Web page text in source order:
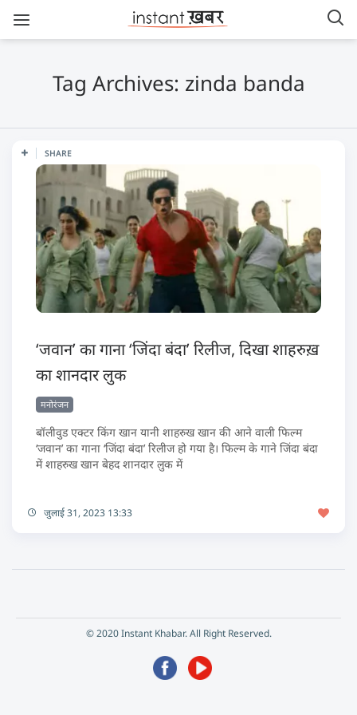
Tag Archives: zinda banda
SHARE
‘जवान’ का गाना ‘जिंदा बंदा’ रिलीज, दिखा शाहरुख़
का शानदार लुक
मनोरंजन
बॉलीवुड एक्टर किंग खान यानी शाहरुख खान की आने वाली फिल्म
‘जवान’ का गाना ‘जिंदा बंदा’ रिलीज हो गया है। फिल्म के गाने जिंदा बंदा
में शाहरुख खान बेहद शानदार लुक में
जुलाई 31, 2023 13:33
© 2020 Instant Khabar. All Right Reserved.